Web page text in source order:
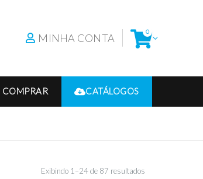
MINHA CONTA 0
CATÁLOGOS
Exibindo 1–24 de 87 resultados